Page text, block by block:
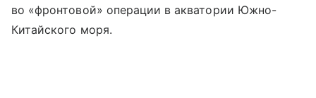
во «фронтовой» операции в акватории Южно-
Китайского моря.